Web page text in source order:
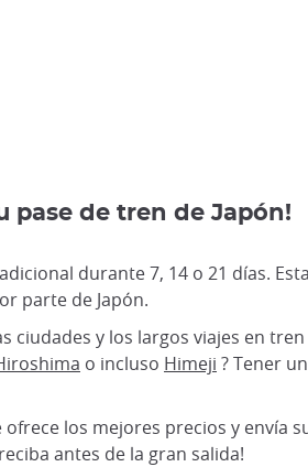
pase de tren de Japón!
durante 7, 14 o 21 días.
parte de Japón.
ciudades y los largos viajes en
o incluso Himeji ? Tener un
ofrece los mejores precios y envía
antes de la gran salida!